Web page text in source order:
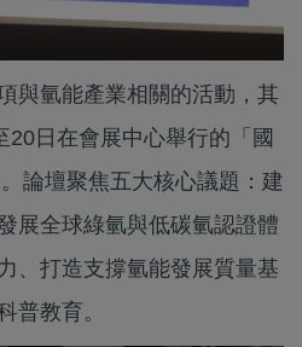
與氫能產業相關的活動，其
20日在會展中心舉行的「國
論壇聚焦五大核心議題：建
展全球綠氫與低碳氫認證體
、打造支撐氫能發展質量基
普教育。